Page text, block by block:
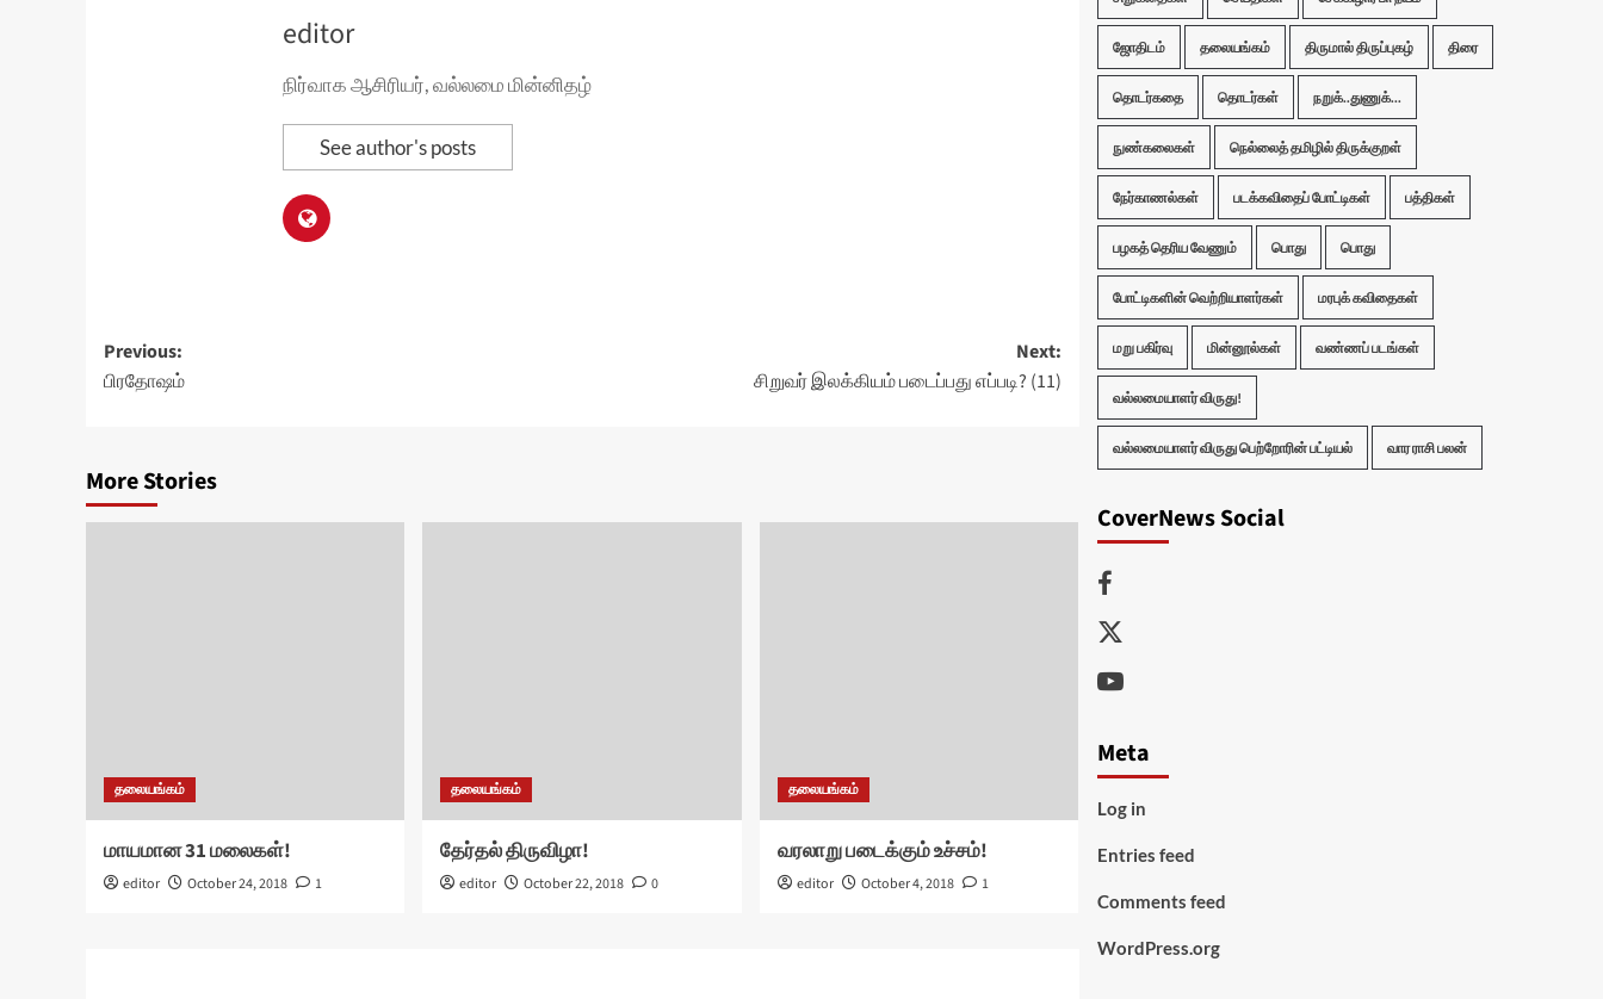
editor
நிர்வாக ஆசிரியர், வல்லமை மின்னிதழ்
See author's posts
Post
navigation
Previous:
பிரதோஷம்
Next:
சிறுவர் இலக்கியம் படைப்பது எப்படி? (11)
More Stories
தலையங்கம்
மாயமான 31 மலைகள்!
editor October 24, 2018 1
தலையங்கம்
தேர்தல் திருவிழா!
editor October 22, 2018 0
தலையங்கம்
வரலாறு படைக்கும் உச்சம்!
editor October 4, 2018 1
ஜோதிடம் தலையங்கம் திருமால் திருப்புகழ் திரை
தொடர்கதை தொடர்கள் நறுக்..துணுக்...
நுண்கலைகள் நெல்லைத் தமிழில் திருக்குறள்
நேர்காணல்கள் படக்கவிதைப் போட்டிகள் பத்திகள்
பழகத் தெரிய வேணும் பொது பொது
போட்டிகளின் வெற்றியாளர்கள் மரபுக் கவிதைகள்
மறு பகிர்வு மின்னூல்கள் வண்ணப் படங்கள்
வல்லமையாளர் விருது!
வல்லமையாளர் விருது பெற்றோரின் பட்டியல் வார ராசி பலன்
CoverNews Social
Facebook
Twitter
Youtube
Meta
Log in
Entries feed
Comments feed
WordPress.org